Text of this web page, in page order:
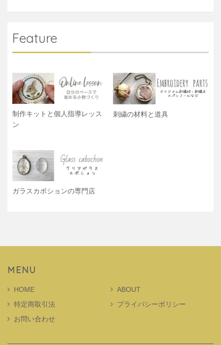
Feature
制作キットと個人指導レッス
ン
刺繍の材料と道具
ガラスカボションの専門店
MENU
HOME
ABOUT
特定商取引法
プライバシーポリシー
お問い合わせ